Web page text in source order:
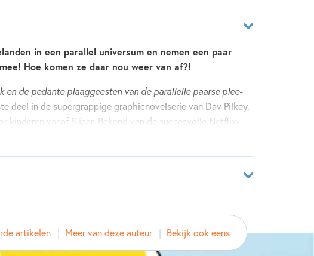
in een parallel universum en nemen een paar
Hoe komen ze daar nou weer van af?!
en de pedante plaaggeesten van de parallelle paarse plee-
deel in de supergrappige graphicnovelserie van Dav Pilkey.
kinderen vanaf 8 jaar. Bekend van de succesvolle Netflix-
de slechteriken, en is meneer Krupp een held. En als
282
Hardcover
artikelen Meer van deze auteur Bekijk ook eens